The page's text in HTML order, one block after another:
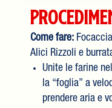
Come fare:
Alici Rizzoli e
Unite le farine
la “foglia” a
prendere aria e